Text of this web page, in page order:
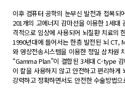
이후 컴퓨터 공학의 눈부신 발전과 접목되
201개의 고에너지 감마선을 이용한 1세대
격적으로 임상에 사용되어 뇌질환 치료의
1990년대에 들어서는 한층 발전된 뇌 CT,
와 영상전송시스템을 이용한 정밀 삼차원
“Gamma Plan"이 결합된 3세대 C-type
이 칼을 사용하지 않고 안전하고 편리하게
강력하고 정확하면서도 안전한 수술방법